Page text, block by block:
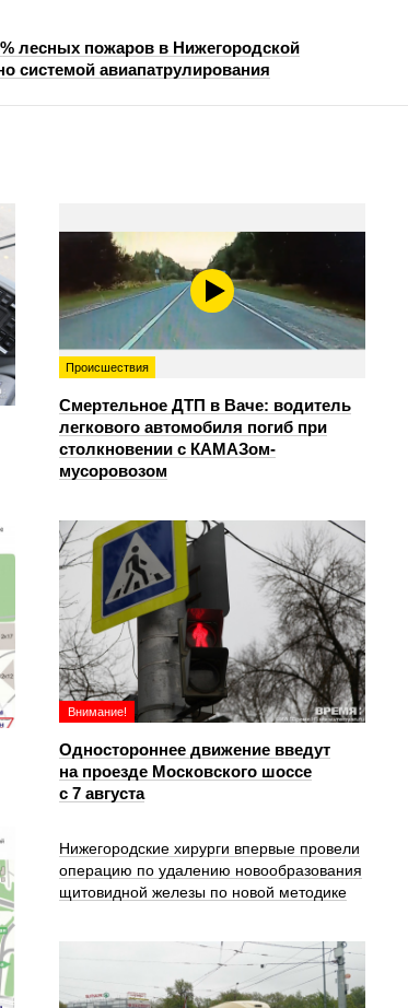
лесных пожаров в Нижегородской
системой авиапатрулирования
Происшествия
Смертельное ДТП в Ваче: водитель
легкового автомобиля погиб при
столкновении с КАМАЗом-
мусоровозом
Внимание!
Одностороннее движение введут
на проезде Московского шоссе
с 7 августа
Нижегородские хирурги впервые провели
операцию по удалению новообразования
щитовидной железы по новой методике